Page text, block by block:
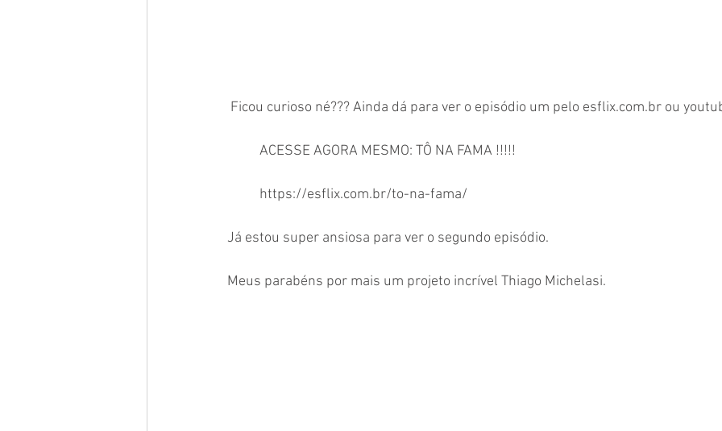
Ficou curioso né??? Ainda dá para ver o episódio um pelo esflix.com.br ou
          ACESSE AGORA MESMO: TÔ NA FAMA !!!!!
          https://esflix.com.br/to-na-fama/
Já estou super ansiosa para ver o segundo episódio.
Meus parabéns por mais um projeto incrível Thiago Michelasi.